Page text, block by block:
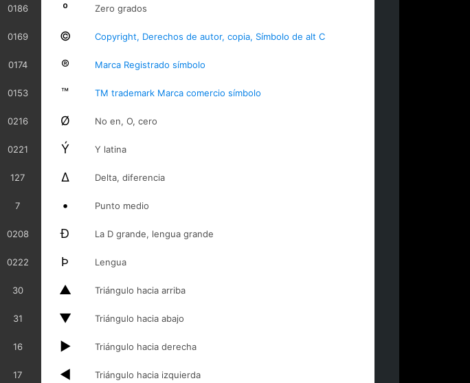
0186 º Zero grados
0169 © Copyright, Derechos de autor, copia, Símbolo de alt C
0174 ® Marca Registrado símbolo
0153 ™ TM trademark Marca comercio símbolo
0216 Ø No en, O, cero
0221 Ý Y latina
127 Δ Delta, diferencia
7 • Punto medio
0208 Ð La D grande, lengua grande
0222 Þ Lengua
30 ▲ Triángulo hacia arriba
31 ▼ Triángulo hacia abajo
16 ► Triángulo hacia derecha
17 ◄ Triángulo hacia izquierda